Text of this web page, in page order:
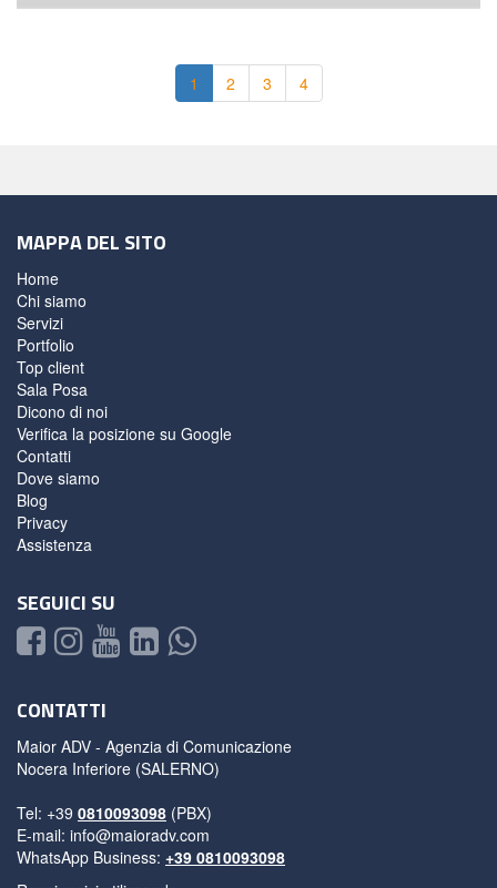
1 2 3 4
MAPPA DEL SITO
Home
Chi siamo
Servizi
Portfolio
Top client
Sala Posa
Dicono di noi
Verifica la posizione su Google
Contatti
Dove siamo
Blog
Privacy
Assistenza
SEGUICI SU
CONTATTI
Maior ADV - Agenzia di Comunicazione
Nocera Inferiore (SALERNO)
Tel: +39 0810093098 (PBX)
E-mail: info@maioradv.com
WhatsApp Business: +39 0810093098